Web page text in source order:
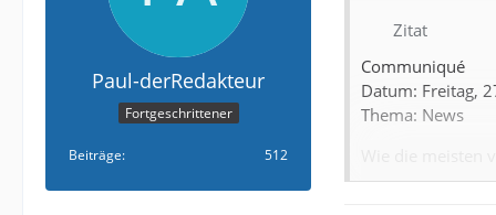
Paul-derRedakteur
Fortgeschrittener
Beiträge 512
Zitat
Communiqué
Datum: Freitag,
Thema: News
Wie die
letzten Wochen